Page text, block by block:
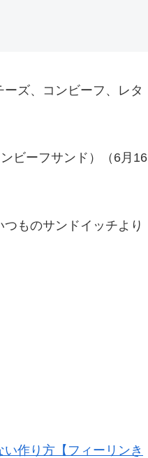
ズ、コンビーフ、レタ
ビーフサンド）（6月16
ものサンドイッチより
作り方【フィーリンき